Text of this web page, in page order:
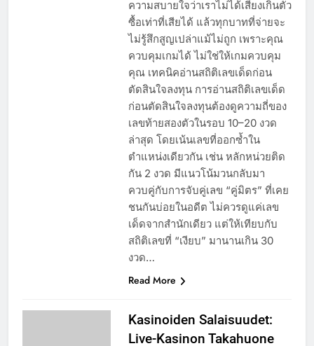
ความสบายใจว่าเราไม่ได้เสี่ยงเกินตัว
ซื้อเท่าที่เสียได้ แล้วทุกบาทที่จ่ายจะ
ไม่รู้สึกสูญเปล่าแม้ไม่ถูก เพราะคุณ
ควบคุมเกมได้ ไม่ใช่ให้เกมควบคุม
คุณ เทคนิคอ่านสถิติเลขเด็ดก่อน
ตัดสินใจลงทุน การอ่านสถิติเลขเด็ด
ก่อนตัดสินใจลงทุนต้องดูความถี่ของ
เลขท้ายสองตัวในรอบ 10–20 งวด
ล่าสุด โดยเน้นเลขที่ออกซ้ำใน
ตำแหน่งเดียวกัน เช่น หลักหน่วยติด
กัน 2 งวด มีแนวโน้มวนกลับมา
ควบคู่กับการจับคู่เลข “คู่มิตร” ที่เคย
ชนกันบ่อยในอดีต ไม่ควรดูแค่เลข
เด็ดจากสำนักเดียว แต่ให้เทียบกับ
สถิติเลขที่ “เงียบ” มานานเกิน 30
งวด…
Read More
Kasinoiden Salaisuudet:
Live-Kasinon Takahuone